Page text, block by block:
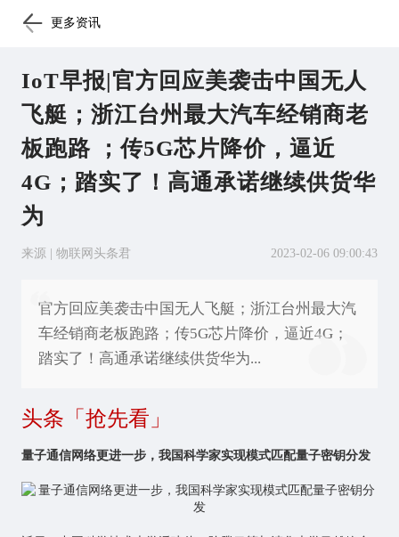
更多资讯
IoT早报|官方回应美袭击中国无人
飞艇；浙江台州最大汽车经销商老
板跑路 ；传5G芯片降价，逼近
4G；踏实了！高通承诺继续供货华
为
来源 | 物联网头条君 2023-02-06 09:00:43
官方回应美袭击中国无人飞艇；浙江台州最大汽
车经销商老板跑路；传5G芯片降价，逼近4G；
踏实了！高通承诺继续供货华为...
头条「抢先看」
量子通信网络更进一步，我国科学家实现模式匹配量子密钥分发